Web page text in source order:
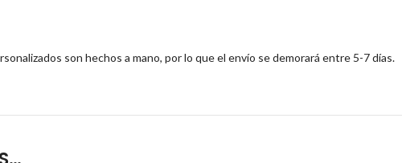
son hechos a mano, por lo que el envío se demorará entre 5-7 días.